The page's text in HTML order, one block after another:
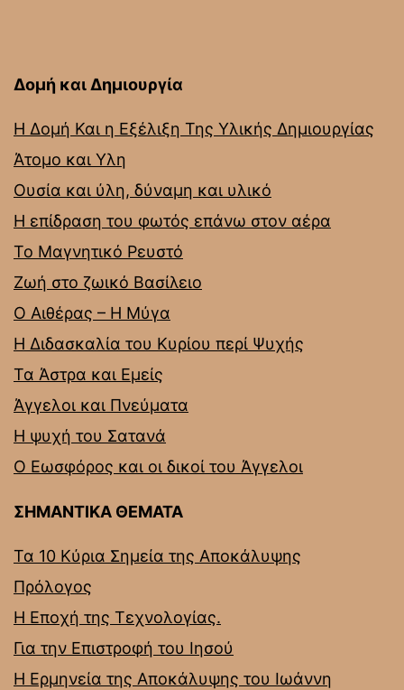
Δομή και Δημιουργία
Η Δομή Και η Εξέλιξη Της Υλικής Δημιουργίας
Άτομο και Υλη
Ουσία και ύλη, δύναμη και υλικό
Η επίδραση του φωτός επάνω στον αέρα
Το Μαγνητικό Ρευστό
Ζωή στο ζωικό Βασίλειο
Ο Αιθέρας – Η Μύγα
Η Διδασκαλία του Κυρίου περί Ψυχής
Τα Άστρα και Εμείς
Άγγελοι και Πνεύματα
Η ψυχή του Σατανά
Ο Εωσφόρος και οι δικοί του Άγγελοι
ΣΗΜΑΝΤΙΚΑ ΘΕΜΑΤΑ
Τα 10 Κύρια Σημεία της Αποκάλυψης
Πρόλογος
Η Εποχή της Τεχνολογίας.
Για την Επιστροφή του Ιησού
Η Ερμηνεία της Αποκάλυψης του Ιωάννη